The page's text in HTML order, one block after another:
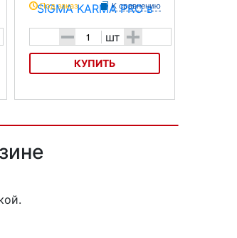
Под заказ К сравнению
- шт +
КУПИТЬ